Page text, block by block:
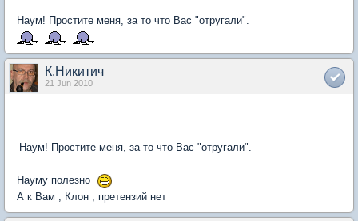
Наум! Простите меня, за то что Вас "отругали".
К.Никитич
21 Jun 2010
Наум! Простите меня, за то что Вас "отругали".
Науму полезно
А к Вам , Клон , претензий нет